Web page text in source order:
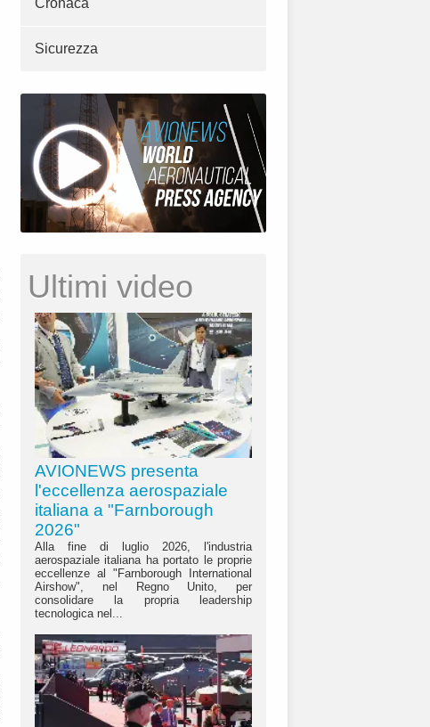
Cronaca
Sicurezza
Ultimi video
AVIONEWS presenta
l'eccellenza aerospaziale
italiana a "Farnborough
2026"
Alla fine di luglio 2026, l'industria
aerospaziale italiana ha portato le proprie
eccellenze al "Farnborough International
Airshow", nel Regno Unito, per
consolidare la propria leadership
tecnologica nel...